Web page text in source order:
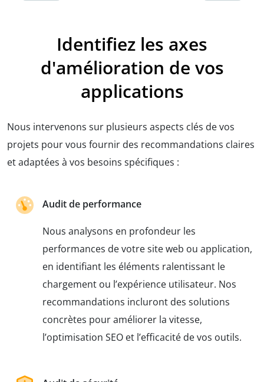
Identifiez les axes
d'amélioration de vos
applications
Nous intervenons sur plusieurs aspects clés de vos
projets pour vous fournir des recommandations claires
et adaptées à vos besoins spécifiques :
Audit de performance
Nous analysons en profondeur les
performances de votre site web ou application,
en identifiant les éléments ralentissant le
chargement ou l’expérience utilisateur. Nos
recommandations incluront des solutions
concrètes pour améliorer la vitesse,
l’optimisation SEO et l’efficacité de vos outils.